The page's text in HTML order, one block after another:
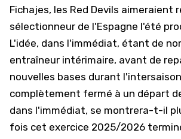
Fichajes, les Red Devils aimeraient
sélectionneur de l'Espagne l'été
L'idée, dans l'immédiat, étant de
entraîneur intérimaire, avant de
nouvelles bases durant
complètement fermé à un départ
dans l'immédiat, se montrera-t-il
fois cet exercice 2025/2026